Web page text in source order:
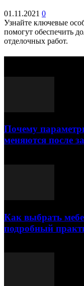
01.11.2021 0
Узнайте ключевые
помогут обеспечить
отделочных работ.
Почему
меняются после
Как выбрать
подробный